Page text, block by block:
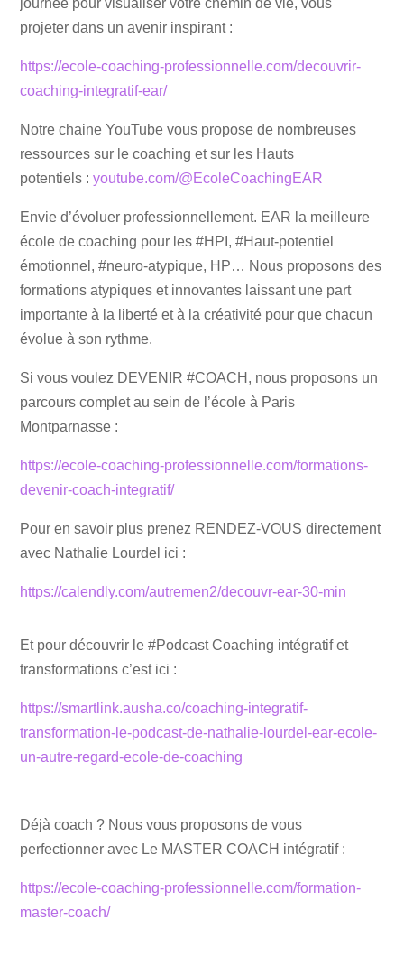
journée pour visualiser votre chemin de vie, vous
projeter dans un avenir inspirant :
https://ecole-coaching-professionnelle.com/decouvrir-
coaching-integratif-ear/
Notre chaine YouTube vous propose de nombreuses
ressources sur le coaching et sur les Hauts
potentiels :youtube.com/@EcoleCoachingEAR
Envie d’évoluer professionnellement. EAR la meilleure
école de coaching pour les #HPI, #Haut-potentiel
émotionnel, #neuro-atypique, HP… Nous proposons des
formations atypiques et innovantes laissant une part
importante à la liberté et à la créativité pour que chacun
évolue à son rythme.
Si vous voulez DEVENIR #COACH, nous proposons un
parcours complet au sein de l’école à Paris
Montparnasse :
https://ecole-coaching-professionnelle.com/formations-
devenir-coach-integratif/
Pour en savoir plus prenez RENDEZ-VOUS directement
avec Nathalie Lourdel ici :
https://calendly.com/autremen2/decouvr-ear-30-min
Et pour découvrir le #Podcast Coaching intégratif et
transformations c’est ici :
https://smartlink.ausha.co/coaching-integratif-
transformation-le-podcast-de-nathalie-lourdel-ear-ecole-
un-autre-regard-ecole-de-coaching
Déjà coach ? Nous vous proposons de vous
perfectionner avec Le MASTER COACH intégratif :
https://ecole-coaching-professionnelle.com/formation-
master-coach/